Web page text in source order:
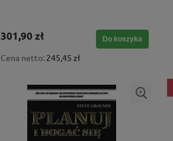
301,90 zł
Cena netto: 245,45 zł
Do koszyka